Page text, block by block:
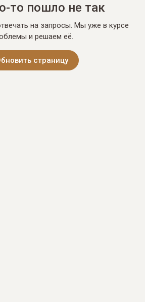
то пошло не так
на запросы. Мы уже в курсе
и решаем её.
страницу